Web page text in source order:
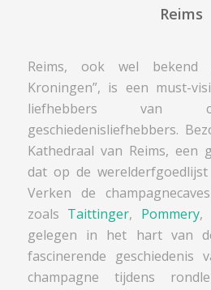
Reims
Reims, ook wel
Kroningen”, is een must-
liefhebbers van
geschiedenisliefhebbers.
Kathedraal van Reims, een
dat op de werelderfgoedlijst
Verken de
zoals Taittinger, Pommery,
gelegen in het hart van
fascinerende geschiedenis
champagne tijdens